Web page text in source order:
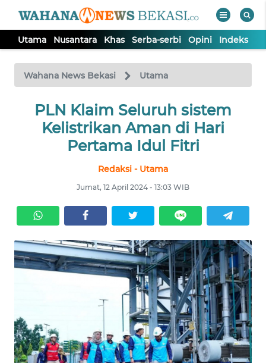
Utama Nusantara Khas Serba-serbi Opini Indeks
Wahana News Bekasi Utama
PLN Klaim Seluruh sistem
Kelistrikan Aman di Hari
Pertama Idul Fitri
Redaksi - Utama
Jumat, 12 April 2024 - 13:03 WIB
TV
Tutup
UTAMA
SERBA-
SERBI
OPINI
BERITA
KONTAK